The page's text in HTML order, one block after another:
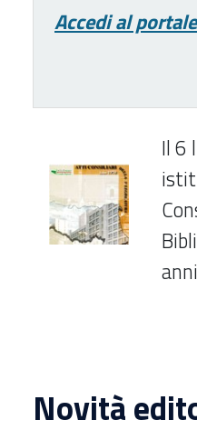
Accedi al portale
Il 6
Novità